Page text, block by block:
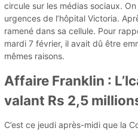
circule sur les médias sociaux.
urgences de l’hôpital Victoria.
ramené dans sa cellule. Pour
mardi 7 février, il avait dû être
mêmes raisons.
Affaire Franklin :
valant Rs 2,5
C’est ce jeudi après-midi que la